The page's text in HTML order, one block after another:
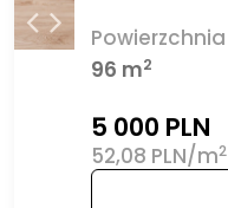
Powierzchnia
96 m2
5 000 PLN
52,08 PLN/m2